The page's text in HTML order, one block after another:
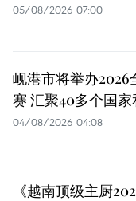
05/08/2026 07:00
岘港市将举办2026
赛 汇聚40多个国
04/08/2026 04:08
《越南顶级主厨